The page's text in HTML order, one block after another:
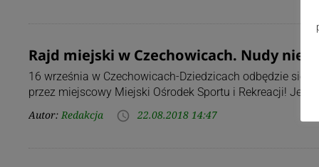
Rajd miejski w Czechowicach. Nudy nie
16 września w Czechowicach-Dziedzicach odbędzie się
przez miejscowy Miejski Ośrodek Sportu i Rekreacji! Jedno
Autor: Redakcja access_time 22.08.2018 14:47